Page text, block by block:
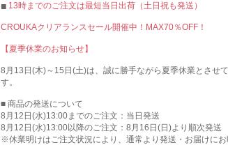
13時までのご注文は最短当日出荷（土日祝も発送）
CROUKAクリアランスセール開催中！MAX70％OFF！
【夏季休業のお知らせ】
8月13日(木)～15日(土)は、誠に勝手ながら夏季休業とさせ
す。
■ 商品の発送について
8月12日(水)13:00までのご注文：当日発送
8月12日(水)13:00以降のご注文：8月16日(日)より順次発送
※休業明けはご注文状況により、通常より発送・お届けにお